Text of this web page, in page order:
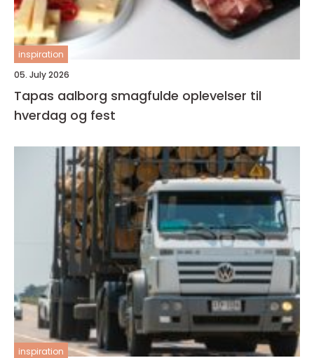
inspiration
05. July 2026
Tapas aalborg smagfulde oplevelser til
hverdag og fest
inspiration